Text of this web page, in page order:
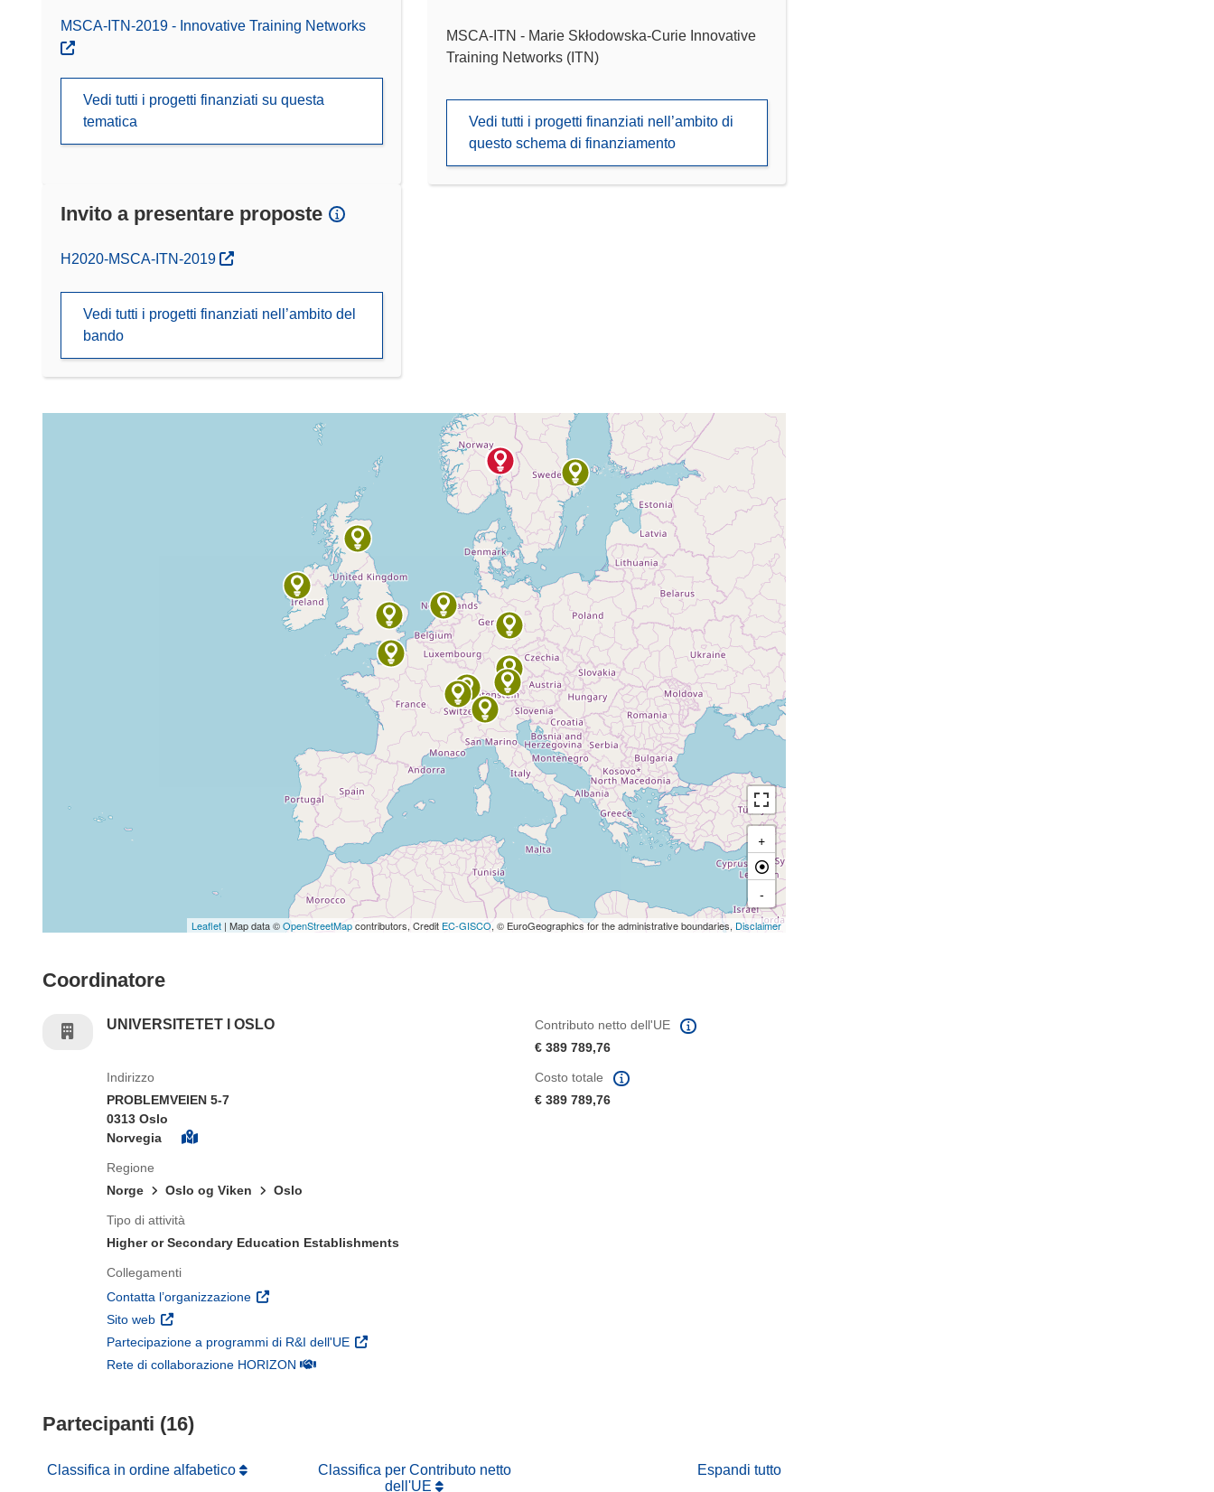
MSCA-ITN-2019 - Innovative Training Networks
Vedi tutti i progetti finanziati su questa
tematica
MSCA-ITN - Marie Skłodowska-Curie Innovative
Training Networks (ITN)
Vedi tutti i progetti finanziati nell’ambito di
questo schema di finanziamento
Invito a presentare proposte
(si apre in una nuova finestra)
H2020-MSCA-ITN-2019
Vedi tutti i progetti finanziati nell’ambito del
bando
+
-
Leaflet | Map data ©OpenStreetMapcontributors, Credit EC-GISCO, © EuroGeographics for the administrative boundaries, Disclaimer
Coordinatore
UNIVERSITETET I OSLO
Contributo netto dell'UE
€ 389 789,76
Indirizzo
PROBLEMVEIEN 5-7
0313 Oslo
Norvegia
Regione
Norge
Oslo og Viken Oslo
Tipo di attività
Higher or Secondary Education Establishments
Collegamenti
Contatta l’organizzazione (si apre in una nuova finestra)
Sito web (si apre in una nuova finestra)
Partecipazione a programmi di R&I dell'UE (si apre in una nuova finestra)
Rete di collaborazione HORIZON(si apre in una nuova finestra)
Costo totale
€ 389 789,76
Partecipanti (16)
Classifica in ordine alfabetico
Classifica per Contributo netto
dell'UE
Espandi tutto